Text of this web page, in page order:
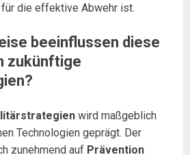
die effektive Abwehr ist.
beeinflussen diese
zukünftige
wird maßgeblich
Technologien geprägt. Der
zunehmend auf Prävention